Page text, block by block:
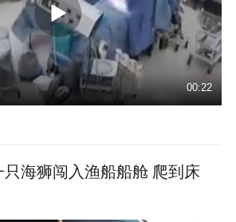
00:22
只海狮闯入渔船船舱 爬到床